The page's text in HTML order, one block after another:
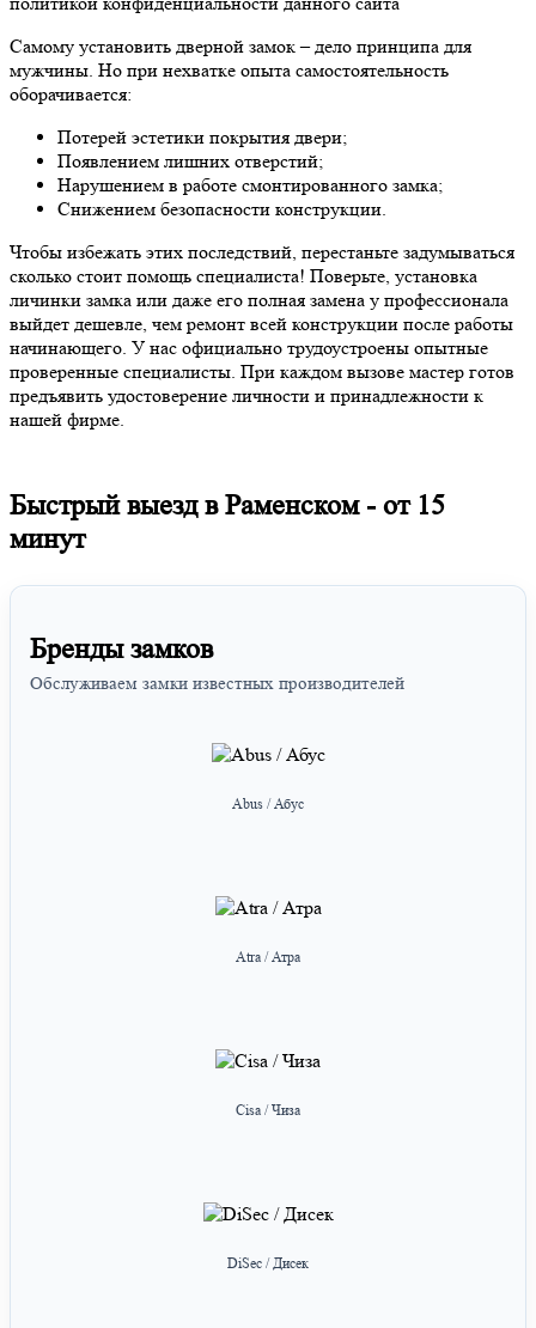
Самому установить дверной замок – дело принципа для
мужчины. Но при нехватке опыта самостоятельность
оборачивается:
Потерей эстетики покрытия двери;
Появлением лишних отверстий;
Нарушением в работе смонтированного замка;
Снижением безопасности конструкции.
Чтобы избежать этих последствий, перестаньте задумываться
сколько стоит помощь специалиста! Поверьте, установка
личинки замка или даже его полная замена у профессионала
выйдет дешевле, чем ремонт всей конструкции после работы
начинающего. У нас официально трудоустроены опытные
проверенные специалисты. При каждом вызове мастер готов
предъявить удостоверение личности и принадлежности к
нашей фирме.
Быстрый выезд в Раменском - от 15
минут
Бренды замков
Обслуживаем замки известных производителей
Abus / Абус
Atra / Атра
Cisa / Чиза
DiSec / Дисек